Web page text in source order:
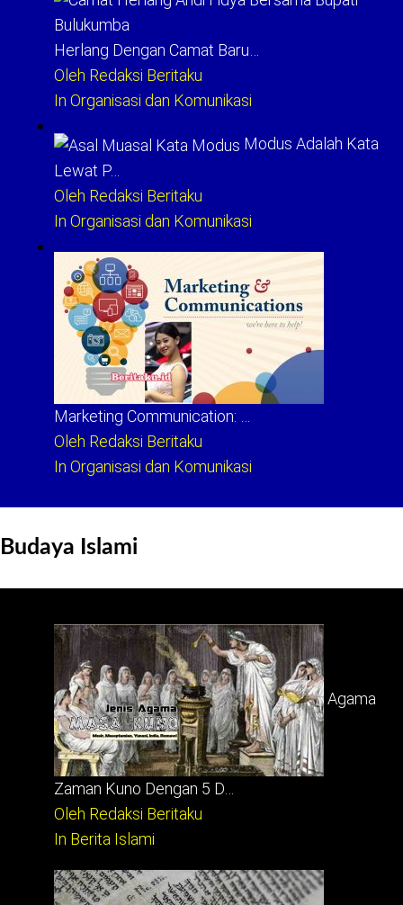
Herlang Dengan Camat Baru…
Oleh Redaksi Beritaku
In Organisasi dan Komunikasi
Modus Adalah Kata
Lewat P…
Oleh Redaksi Beritaku
In Organisasi dan Komunikasi
Marketing Communication: …
Oleh Redaksi Beritaku
In Organisasi dan Komunikasi
Budaya Islami
Agama
Zaman Kuno Dengan 5 D…
Oleh Redaksi Beritaku
In Berita Islami